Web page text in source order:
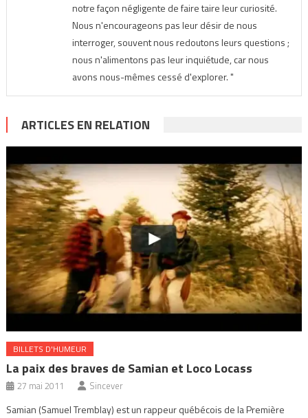
notre façon négligente de faire taire leur curiosité.
Nous n'encourageons pas leur désir de nous
interroger, souvent nous redoutons leurs questions ;
nous n'alimentons pas leur inquiétude, car nous
avons nous-mêmes cessé d'explorer. "
ARTICLES EN RELATION
BILLETS D'HUMEUR
La paix des braves de Samian et Loco Locass
27 mai 2011 Sincever
Samian (Samuel Tremblay) est un rappeur québécois de la Première